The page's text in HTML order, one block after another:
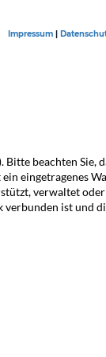
Impressum|
beachten
verwaltet
verbunden ist und